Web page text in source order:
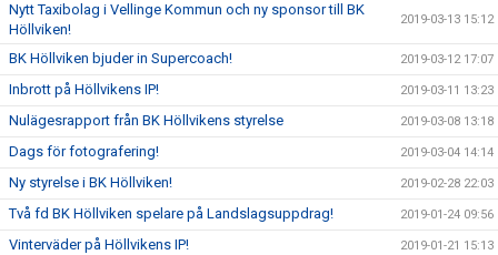
Nytt Taxibolag i Vellinge Kommun och ny sponsor till BK
Höllviken!
2019-03-13 15:12
BK Höllviken bjuder in Supercoach! 2019-03-12 17:07
Inbrott på Höllvikens IP! 2019-03-11 13:23
Nulägesrapport från BK Höllvikens styrelse 2019-03-08 13:18
Dags för fotografering! 2019-03-04 14:14
Ny styrelse i BK Höllviken! 2019-02-28 22:03
Två fd BK Höllviken spelare på Landslagsuppdrag! 2019-01-24 09:56
Vinterväder på Höllvikens IP! 2019-01-21 15:13